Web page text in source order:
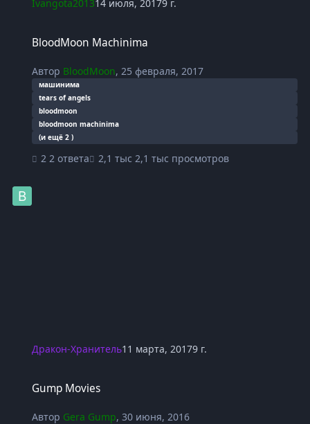
Ivangota201314 июля, 20179 г.
BloodMoon Machinima
Автор BloodMoon,25 февраля, 2017
машинима
tears of angels
bloodmoon
bloodmoon machinima
(и ещё 2 )
2 ответа 2,1 тыс просмотров
Дракон-Хранитель11 марта, 20179 г.
Gump Movies
Автор Gera Gump,30 июня, 2016